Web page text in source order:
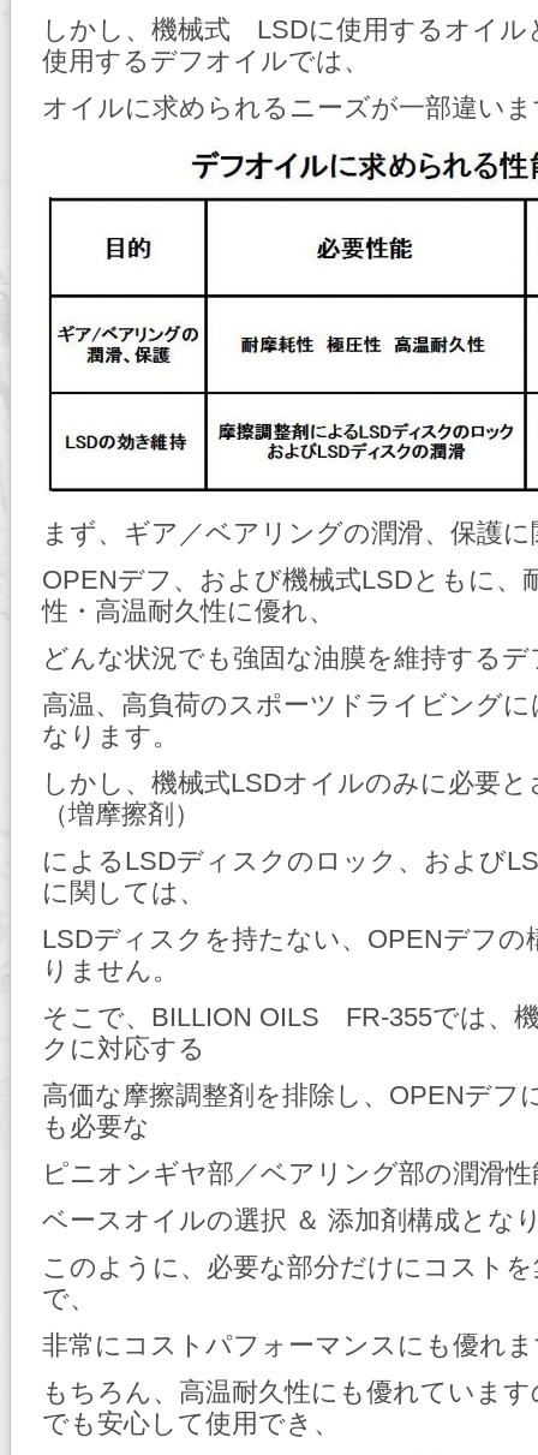
しかし、機械式 LSDに使用するオイル
使用するデフオイルでは、
オイルに求められるニーズが一部違い
まず、ギア／ベアリングの潤滑、保護
OPENデフ、および機械式LSDともに、
性・高温耐久性に優れ、
どんな状況でも強固な油膜を維持する
高温、高負荷のスポーツドライビング
なります。
しかし、機械式LSDオイルのみに必要
（増摩擦剤）
によるLSDディスクのロック、および
に関しては、
LSDディスクを持たない、OPENデフの
りません。
そこで、BILLION OILS FR-355では、
クに対応する
高価な摩擦調整剤を排除し、OPENデフ
も必要な
ピニオンギヤ部／ベアリング部の潤滑
ベースオイルの選択 ＆ 添加剤構成とな
このように、必要な部分だけにコスト
で、
非常にコストパフォーマンスにも優れ
もちろん、高温耐久性にも優れていま
でも安心して使用でき、